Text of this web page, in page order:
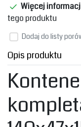
Więcej
tego produktu
Dodaj do listy
Opis produktu